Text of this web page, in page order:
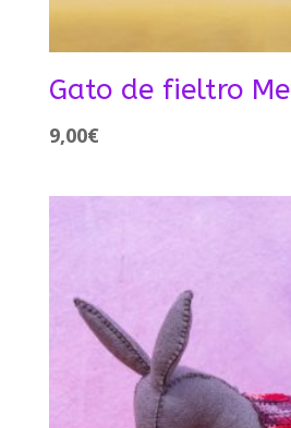
Gato de fieltro
9,00€